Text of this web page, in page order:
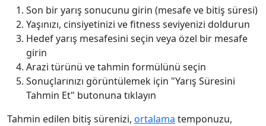
Son bir yarış sonucunu girin (mesafe ve bitiş süresi)
Yaşınızı, cinsiyetinizi ve fitness seviyenizi doldurun
Hedef yarış mesafesini seçin veya özel bir mesafe
girin
Arazi türünü ve tahmin formülünü seçin
Sonuçlarınızı görüntülemek için "Yarış Süresini
Tahmin Et" butonuna tıklayın
Tahmin edilen bitiş sürenizi, ortalama temponuzu,